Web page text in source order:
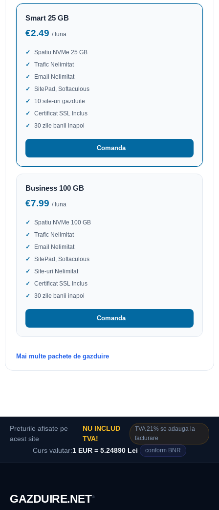
Smart 25 GB
€2.49 / luna
Spatiu NVMe 25 GB
Trafic Nelimitat
Email Nelimitat
SitePad, Softaculous
10 site-uri gazduite
Certificat SSL Inclus
30 zile banii inapoi
Comanda
Business 100 GB
€7.99 / luna
Spatiu NVMe 100 GB
Trafic Nelimitat
Email Nelimitat
SitePad, Softaculous
Site-uri Nelimitat
Certificat SSL Inclus
30 zile banii inapoi
Comanda
Mai multe pachete de gazduire
Preturile afisate pe
acest site
NU INCLUD
TVA!
TVA 21% se adauga la
facturare
Curs valutar:1 EUR = 5.24890 Lei conform BNR
GAZDUIRE.NET®